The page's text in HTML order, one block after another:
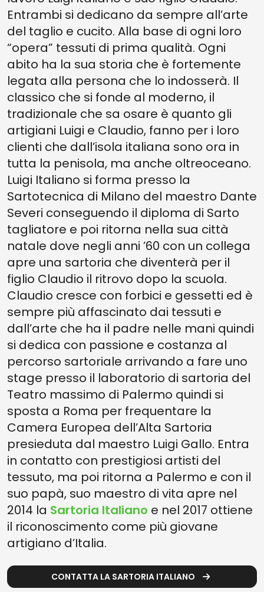
Entrambi si dedicano da sempre all’arte
del taglio e cucito. Alla base di ogni loro
“opera” tessuti di prima qualità. Ogni
abito ha la sua storia che è fortemente
legata alla persona che lo indosserà. Il
classico che si fonde al moderno, il
tradizionale che sa osare è quanto gli
artigiani Luigi e Claudio, fanno per i loro
clienti che dall’isola italiana sono ora in
tutta la penisola, ma anche oltreoceano.
Luigi Italiano si forma presso la
Sartotecnica di Milano del maestro Dante
Severi conseguendo il diploma di Sarto
tagliatore e poi ritorna nella sua città
natale dove negli anni ’60 con un collega
apre una sartoria che diventerà per il
figlio Claudio il ritrovo dopo la scuola.
Claudio cresce con forbici e gessetti ed è
sempre più affascinato dai tessuti e
dall’arte che ha il padre nelle mani quindi
si dedica con passione e costanza al
percorso sartoriale arrivando a fare uno
stage presso il laboratorio di sartoria del
Teatro massimo di Palermo quindi si
sposta a Roma per frequentare la
Camera Europea dell’Alta Sartoria
presieduta dal maestro Luigi Gallo. Entra
in contatto con prestigiosi artisti del
tessuto, ma poi ritorna a Palermo e con il
suo papà, suo maestro di vita apre nel
2014 la Sartoria Italiano e nel 2017 ottiene
il riconoscimento come più giovane
artigiano d’Italia.
CONTATTA LA SARTORIA ITALIANO